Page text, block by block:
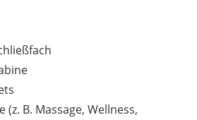
B. Massage, Wellness,